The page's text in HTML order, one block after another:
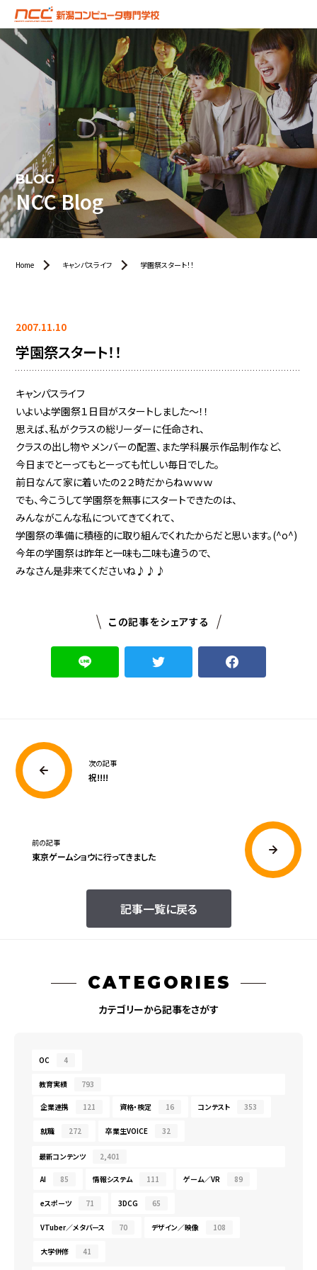
BLOG
NCC Blog
Home キャンパスライフ 学園祭スタート！！
2007.11.10
学園祭スタート！！
キャンパスライフ
いよいよ学園祭１日目がスタートしました〜！！
思えば、私がクラスの総リーダーに任命され、
クラスの出し物や メンバーの配置、また学科展示作品制作など、
今日までとーってもとーっても忙しい毎日でした。
前日なんて家に着いたの２２時だからねｗｗｗ
でも、今こうして学園祭を無事にスタートできたのは、
みんながこんな私についてきてくれて、
学園祭の準備に積極的に取り組んでくれたからだと思います。(^o^)
今年の学園祭は昨年と一味も二味も違うので、
みなさん是非来てくださいね♪♪♪
この記事をシェアする
次の記事
祝!!!!
記事一覧に戻る
前の記事
東京ゲームショウに行ってきました
CATEGORIES
カテゴリーから記事をさがす
OC 4
教育実績 793
企業連携 121 資格・検定 16 コンテスト 353
就職 272 卒業生VOICE 32
最新コンテンツ 2,401
AI 85 情報システム 111 ゲーム／VR 89
eスポーツ 71 3DCG 65
VTuber／メタバース 70 デザイン／映像 108
大学併修 41